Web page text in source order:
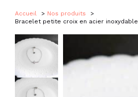
Accueil
Nos produits
Bracelet petite croix en acier inoxydable